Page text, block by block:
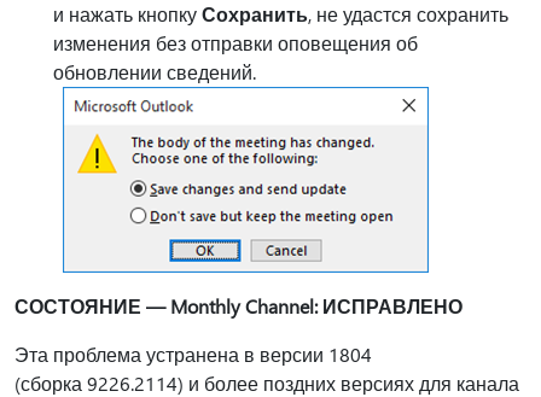
и нажать кнопкуСохранить, не удастся сохранить
изменения без отправки оповещения об
обновлении сведений.
СОСТОЯНИЕ — Monthly Channel: ИСПРАВЛЕНО
Эта проблема устранена в версии 1804
(сборка 9226.2114) и более поздних версиях для канала